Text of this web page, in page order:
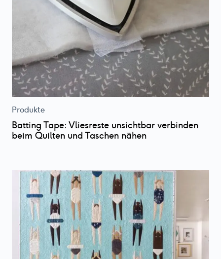
Produkte
Batting Tape: Vliesreste unsichtbar verbinden
beim Quilten und Taschen nähen